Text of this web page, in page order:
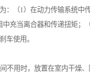
：（1）在动力传输系统中
中充当离合器和传递扭矩；
车使用。
不用时，放置在室内干燥